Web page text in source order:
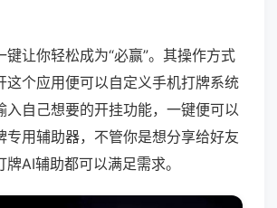
键让你轻松成为“必赢”。其操作方式
这个应用便可以自定义手机打牌系统
入自己想要的开挂功能，一键便可以
专用辅助器，不管你是想分享给好友
AI辅助都可以满足需求。